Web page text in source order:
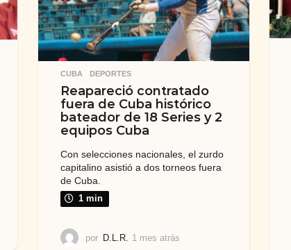
CUBA ,DEPORTES
Reapareció contratado
fuera de Cuba histórico
bateador de 18 Series y 2
equipos Cuba
Con selecciones nacionales, el zurdo
capitalino asistió a dos torneos fuera
de Cuba.
1 min
por D.L.R. 1 mes atrás